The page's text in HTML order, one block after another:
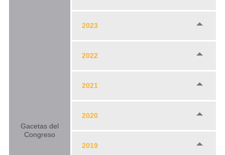
Gacetas del
Congreso
2023
2022
2021
2020
2019